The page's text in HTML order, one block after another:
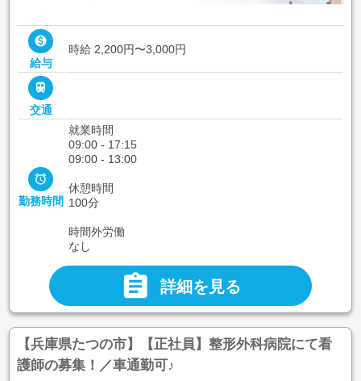

給与
時給 2,200円〜3,000円

交通

勤務時間
就業時間
09:00 - 17:15
09:00 - 13:00
休憩時間
100分
時間外労働
なし
 詳細を見る
【兵庫県たつの市】【正社員】整形外科病院にて看
護師の募集！／車通勤可♪